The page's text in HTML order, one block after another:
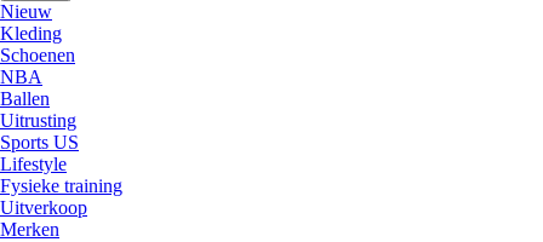
Nieuw
Kleding
Schoenen
NBA
Ballen
Uitrusting
Sports US
Lifestyle
Fysieke training
Uitverkoop
Merken